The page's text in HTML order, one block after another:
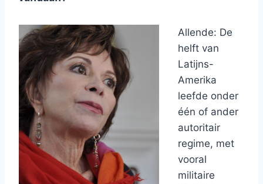
Allende: De
helft van
Latijns-
Amerika
leefde onder
één of ander
autoritair
regime, met
vooral
militaire